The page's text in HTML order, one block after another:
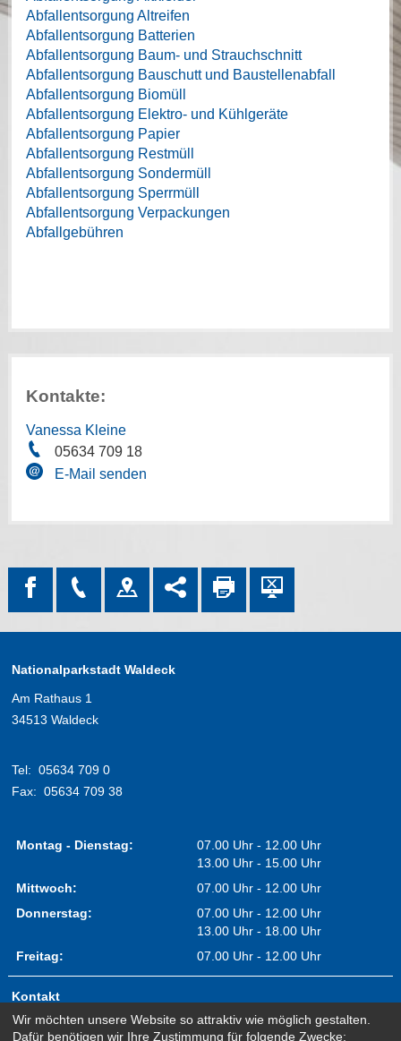
Abfallentsorgung Altreifen
Abfallentsorgung Batterien
Abfallentsorgung Baum- und Strauchschnitt
Abfallentsorgung Bauschutt und Baustellenabfall
Abfallentsorgung Biomüll
Abfallentsorgung Elektro- und Kühlgeräte
Abfallentsorgung Papier
Abfallentsorgung Restmüll
Abfallentsorgung Sondermüll
Abfallentsorgung Sperrmüll
Abfallentsorgung Verpackungen
Abfallgebühren
Kontakte:
Vanessa Kleine
05634 709 18
E-Mail senden
Nationalparkstadt Waldeck
Am Rathaus 1
34513 Waldeck
Tel: 05634 709 0
Fax: 05634 709 38
Montag - Dienstag:
07.00 Uhr - 12.00 Uhr
13.00 Uhr - 15.00 Uhr
Mittwoch:
07.00 Uhr - 12.00 Uhr
Donnerstag:
07.00 Uhr - 12.00 Uhr
13.00 Uhr - 18.00 Uhr
Freitag:
07.00 Uhr - 12.00 Uhr
Kontakt
Impressum
Wir möchten unsere Website so attraktiv wie möglich gestalten.
Dafür benötigen wir Ihre Zustimmung für folgende Zwecke: